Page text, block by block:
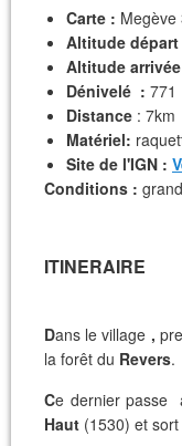
Carte : Megève
Altitude départ
Altitude
Dénivelé : 771
Distance : 7km
Matériel:
Site de l'IGN :
Conditions :
ITINERAIRE
Dans le village ,
la forêt du Revers.
Ce dernier passe
Haut (1530) et